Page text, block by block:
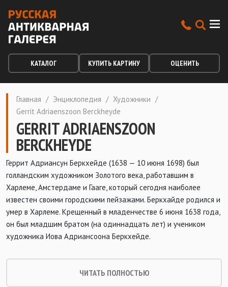
КАТАЛОГ КУПИТЬ КАРТИНУ ОЦЕНИТЬ
Главная / Энциклопедия / Художники /
Gerrit Adriaenszoon Berckheyde
GERRIT ADRIAENSZOON
BERCKHEYDE
Геррит Адриансун Беркхейде (1638 — 10 июня 1698) был
голландским художником Золотого века, работавшим в
Харлеме, Амстердаме и Гааге, который сегодня наиболее
известен своими городскими пейзажами. Беркхайде родился и
умер в Харлеме. Крещенный в младенчестве 6 июня 1638 года,
он был младшим братом (на одиннадцать лет) и учеником
художника Иова Адриансоона Беркхейде.
ЧИТАТЬ ПОЛНОСТЬЮ